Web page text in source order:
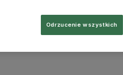
Odrzucenie wszystkich